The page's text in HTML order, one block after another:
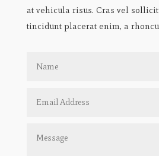
at vehicula risus. Cras vel
tincidunt placerat enim, a